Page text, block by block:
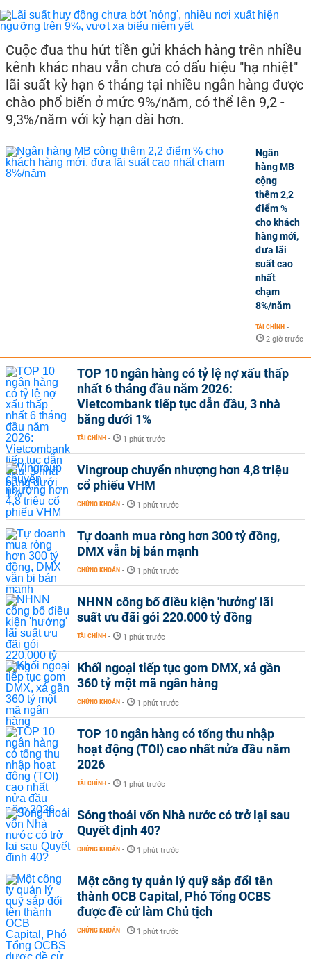
Cuộc đua thu hút tiền gửi khách hàng trên nhiều
kênh khác nhau vẫn chưa có dấu hiệu "hạ nhiệt"
lãi suất kỳ hạn 6 tháng tại nhiều ngân hàng được
chào phổ biến ở mức 9%/năm, có thể lên 9,2 -
9,3%/năm với kỳ hạn dài hơn.
Ngân
hàng MB
cộng
thêm 2,2
điểm %
cho khách
hàng mới,
đưa lãi
suất cao
nhất
chạm
8%/năm
TÀI CHÍNH -
2 giờ trước
TOP 10 ngân hàng có tỷ lệ nợ xấu thấp
nhất 6 tháng đầu năm 2026:
Vietcombank tiếp tục dẫn đầu, 3 nhà
băng dưới 1%
TÀI CHÍNH - 1 phút trước
Vingroup chuyển nhượng hơn 4,8 triệu
cổ phiếu VHM
CHỨNG KHOÁN - 1 phút trước
Tự doanh mua ròng hơn 300 tỷ đồng,
DMX vẫn bị bán mạnh
CHỨNG KHOÁN - 1 phút trước
NHNN công bố điều kiện 'hưởng' lãi
suất ưu đãi gói 220.000 tỷ đồng
TÀI CHÍNH - 1 phút trước
Khối ngoại tiếp tục gom DMX, xả gần
360 tỷ một mã ngân hàng
CHỨNG KHOÁN - 1 phút trước
TOP 10 ngân hàng có tổng thu nhập
hoạt động (TOI) cao nhất nửa đầu năm
2026
TÀI CHÍNH - 1 phút trước
Sóng thoái vốn Nhà nước có trở lại sau
Quyết định 40?
CHỨNG KHOÁN - 1 phút trước
Một công ty quản lý quỹ sắp đổi tên
thành OCB Capital, Phó Tổng OCBS
được đề cử làm Chủ tịch
CHỨNG KHOÁN - 1 phút trước